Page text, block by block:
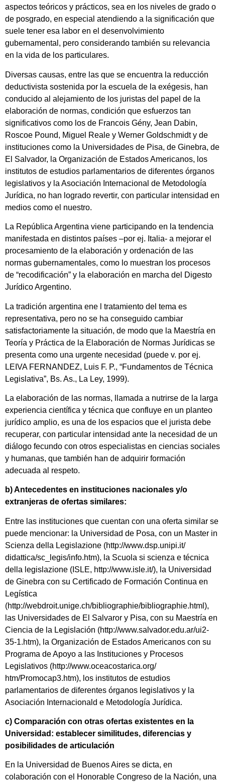
aspectos teóricos y prácticos, sea en los niveles de grado o
de posgrado, en especial atendiendo a la significación que
suele tener esa labor en el desenvolvimiento
gubernamental, pero considerando también su relevancia
en la vida de los particulares.
Diversas causas, entre las que se encuentra la reducción
deductivista sostenida por la escuela de la exégesis, han
conducido al alejamiento de los juristas del papel de la
elaboración de normas, condición que esfuerzos tan
significativos como los de Francois Gény, Jean Dabin,
Roscoe Pound, Miguel Reale y Werner Goldschmidt y de
instituciones como la Universidades de Pisa, de Ginebra, de
El Salvador, la Organización de Estados Americanos, los
institutos de estudios parlamentarios de diferentes órganos
legislativos y la Asociación Internacional de Metodología
Jurídica, no han logrado revertir, con particular intensidad en
medios como el nuestro.
La República Argentina viene participando en la tendencia
manifestada en distintos países –por ej. Italia- a mejorar el
procesamiento de la elaboración y ordenación de las
normas gubernamentales, como lo muestran los procesos
de “recodificación” y la elaboración en marcha del Digesto
Jurídico Argentino.
La tradición argentina ene l tratamiento del tema es
representativa, pero no se ha conseguido cambiar
satisfactoriamente la situación, de modo que la Maestría en
Teoría y Práctica de la Elaboración de Normas Jurídicas se
presenta como una urgente necesidad (puede v. por ej.
LEIVA FERNANDEZ, Luis F. P., “Fundamentos de Técnica
Legislativa”, Bs. As., La Ley, 1999).
La elaboración de las normas, llamada a nutrirse de la larga
experiencia científica y técnica que confluye en un planteo
jurídico amplio, es una de los espacios que el jurista debe
recuperar, con particular intensidad ante la necesidad de un
diálogo fecundo con otros especialistas en ciencias sociales
y humanas, que también han de adquirir formación
adecuada al respeto.
b) Antecedentes en instituciones nacionales y/o
extranjeras de ofertas similares:
Entre las instituciones que cuentan con una oferta similar se
puede mencionar: la Universidad de Posa, con un Master in
Scienza della Legislazione (http://www.dsp.unipi.it/
didattica/sc_legis/info.htm), la Scuola si scienza e técnica
della legislazione (ISLE, http://www.isle.it/), la Universidad
de Ginebra con su Certificado de Formación Continua en
Legística
(http://webdroit.unige.ch/bibliographie/bibliographie.html),
las Universidades de El Salvaror y Pisa, con su Maestría en
Ciencia de la Legislación (http://www.salvador.edu.ar/ui2-
35-1.htm), la Organización de Estados Americanos con su
Programa de Apoyo a las Instituciones y Procesos
Legislativos (http://www.oceacostarica.org/
htm/Promocap3.htm), los institutos de estudios
parlamentarios de diferentes órganos legislativos y la
Asociación Internacionald e Metodología Jurídica.
c) Comparación con otras ofertas existentes en la
Universidad: establecer similitudes, diferencias y
posibilidades de articulación
En la Universidad de Buenos Aires se dicta, en
colaboración con el Honorable Congreso de la Nación, una